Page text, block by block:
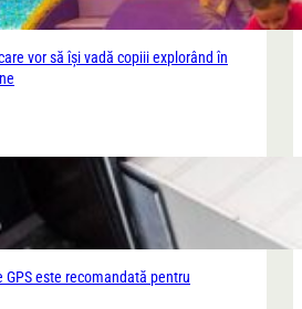
vor să își vadă copiii explorând în
este recomandată pentru